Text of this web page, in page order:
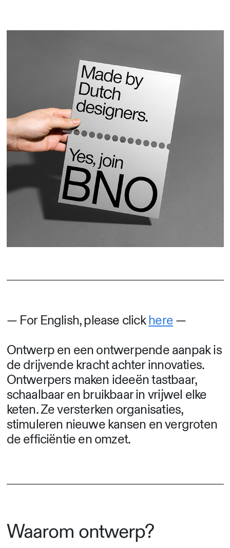
— For English, please clickhere—
Ontwerp en een ontwerpende aanpak is
de drijvende kracht achter innovaties.
Ontwerpers maken ideeën tastbaar,
schaalbaar en bruikbaar in vrijwel elke
keten. Ze versterken organisaties,
stimuleren nieuwe kansen en vergroten
de efficiëntie en omzet.
Waarom ontwerp?